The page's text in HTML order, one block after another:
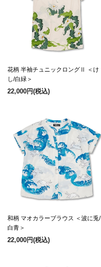
花柄 半袖チュニックロングⅡ ＜け
し/白緑＞
22,000円(税込)
和柄 マオカラーブラウス ＜波に兎/
白青＞
22,000円(税込)